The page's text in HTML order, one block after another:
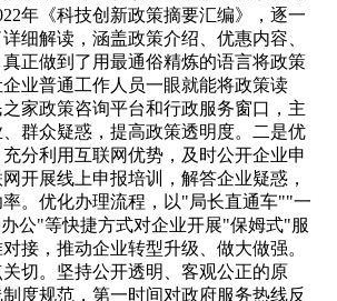
年《科技创新政策摘要汇编》，逐一
细解读，涵盖政策介绍、优惠内容、
正做到了用最通俗精炼的语言将政策
业普通工作人员一眼就能将政策读
家政策咨询平台和行政服务窗口，主
群众疑惑，提高政策透明度。二是优
分利用互联网优势，及时公开企业申
开展线上申报培训，解答企业疑惑，
。优化办理流程，以"局长直通车""一
公"等快捷方式对企业开展"保姆式"服
接，推动企业转型升级、做大做强。
切。坚持公开透明、客观公正的原
度规范，第一时间对政府服务热线反